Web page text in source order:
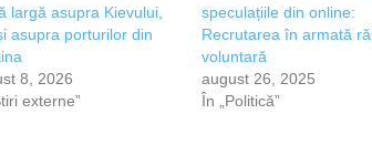
largă asupra Kievului,
asupra porturilor din
8, 2026
externe”
speculațiile din online:
Recrutarea în armată
voluntară
august 26, 2025
În „Politică”